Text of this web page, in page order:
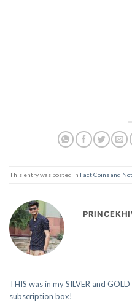
This entry was posted in Fact Coins and
THIS was in my SILVER and GOLD
subscription box!